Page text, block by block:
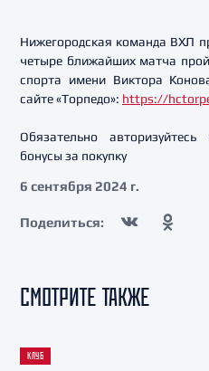
Нижегородская команда ВХЛ
четыре ближайших матча
спорта имени Виктора
сайте «Торпедо»: https://
Обязательно
бонусы за покупку
6 сентября 2024 г.
Поделиться:
СМОТРИТЕ ТАКЖЕ
КЛУБ